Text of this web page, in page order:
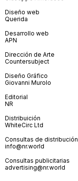
Diseño web
Querida
Desarrollo web
APN
Dirección de Arte
Countersubject
Diseño Gráfico
Giovanni Murolo
Editorial
NR
Distribuición
WhiteCirc Ltd
Consultas de distribución
info@nr.world
Consultas publicitarias
advertising@nr.world